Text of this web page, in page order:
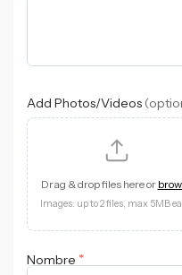
Add Photos/Videos
Drag & drop files here or
Images: up to 2 files, max 5MB
Nombre *